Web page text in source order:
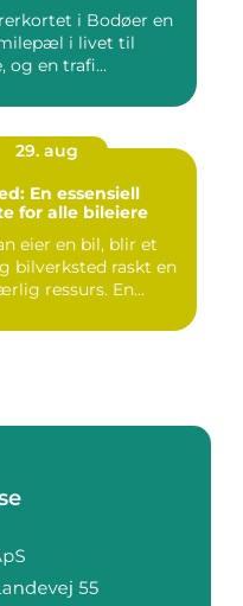
i Bodøer en
i livet til
og en trafi...
29. aug
En essensiell
for alle bileiere
eier en bil, blir et
bilverksted raskt en
ressurs. En...